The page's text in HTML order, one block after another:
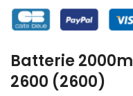
Batterie
2600 (2600)